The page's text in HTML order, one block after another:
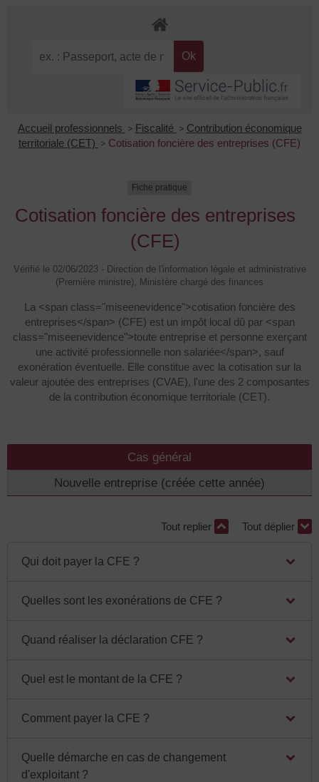
Accueil professionnels > Fiscalité > Contribution économique
territoriale (CET) > Cotisation foncière des entreprises (CFE)
Fiche pratique
Cotisation foncière des entreprises
(CFE)
Vérifié le 02/06/2023 - Direction de l'information légale et administrative
(Première ministre), Ministère chargé des finances
La <span class="miseenevidence">cotisation foncière des
entreprises</span> (CFE) est un impôt local dû par <span
class="miseenevidence">toute entreprise et personne exerçant
une activité professionnelle non salariée</span>, sauf
exonération éventuelle. Elle constitue avec la cotisation sur la
valeur ajoutée des entreprises (CVAE), l'une des 2 composantes
de la contribution économique territoriale (CET).
Cas général
Nouvelle entreprise (créée cette année)
Tout replier Tout déplier
Qui doit payer la CFE ?
Quelles sont les exonérations de CFE ?
Quand réaliser la déclaration CFE ?
Quel est le montant de la CFE ?
Comment payer la CFE ?
Quelle démarche en cas de changement
d'exploitant ?